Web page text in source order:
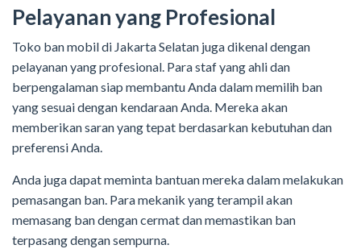
Pelayanan yang Profesional
Toko ban mobil di Jakarta Selatan juga dikenal dengan
pelayanan yang profesional. Para staf yang ahli dan
berpengalaman siap membantu Anda dalam memilih ban
yang sesuai dengan kendaraan Anda. Mereka akan
memberikan saran yang tepat berdasarkan kebutuhan dan
preferensi Anda.
Anda juga dapat meminta bantuan mereka dalam melakukan
pemasangan ban. Para mekanik yang terampil akan
memasang ban dengan cermat dan memastikan ban
terpasang dengan sempurna.